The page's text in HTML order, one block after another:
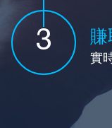
3 賺
實